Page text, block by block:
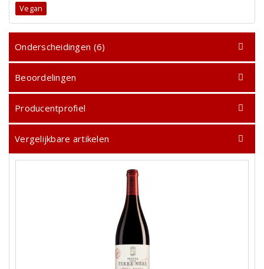
Vegan
Onderscheidingen (6)
Beoordelingen
Producentprofiel
Vergelijkbare artikelen